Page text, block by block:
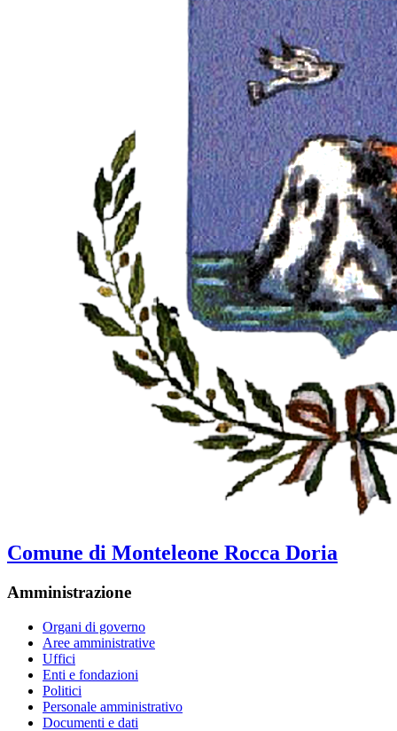
Comune di Monteleone Rocca Doria
Amministrazione
Organi di governo
Aree amministrative
Uffici
Enti e fondazioni
Politici
Personale amministrativo
Documenti e dati